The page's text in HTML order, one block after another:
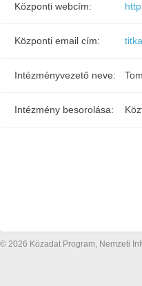
Központi webcím:
Központi email cím:
Intézményvezető neve:
Intézmény besorolása:
© 2026 Közadat Program, Nemzeti